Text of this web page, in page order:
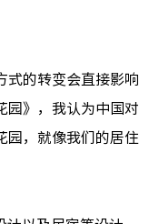
式的转变会直接影响
园》，我认为中国对
园，就像我们的居住